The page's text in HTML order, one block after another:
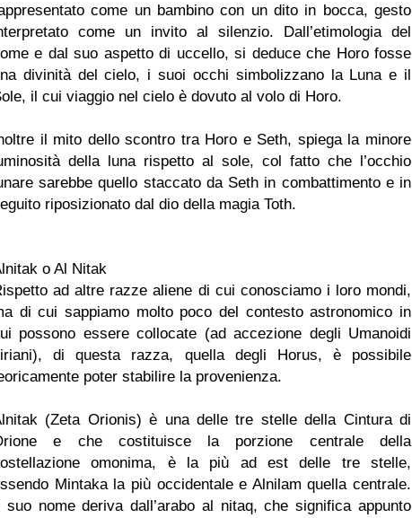
come un bambino con un dito in bocca, gesto
come un invito al silenzio. Dall’etimologia del
e dal suo aspetto di uccello, si deduce che Horo fosse
divinità del cielo, i suoi occhi simbolizzano la Luna e il
il cui viaggio nel cielo è dovuto al volo di Horo.
il mito dello scontro tra Horo e Seth, spiega la minore
della luna rispetto al sole, col fatto che l’occhio
sarebbe quello staccato da Seth in combattimento e in
riposizionato dal dio della magia Toth.
o Al Nitak
ad altre razze aliene di cui conosciamo i loro mondi,
di cui sappiamo molto poco del contesto astronomico in
possono essere collocate (ad accezione degli Umanoidi
di questa razza, quella degli Horus, è possibile
poter stabilire la provenienza.
(Zeta Orionis) è una delle tre stelle della Cintura di
e che costituisce la porzione centrale della
omonima, è la più ad est delle tre stelle,
Mintaka la più occidentale e Alnilam quella centrale.
suo nome deriva dall’arabo al nitaq, che significa appunto